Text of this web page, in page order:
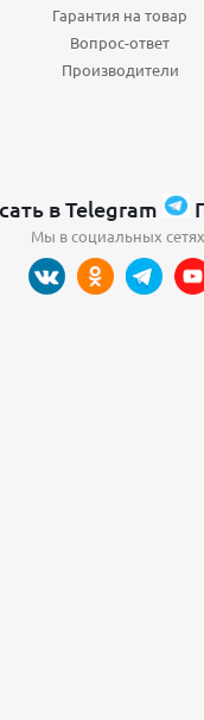
Гарантия на товар
Вопрос-ответ
Производители
в Telegram
Мы в социальных